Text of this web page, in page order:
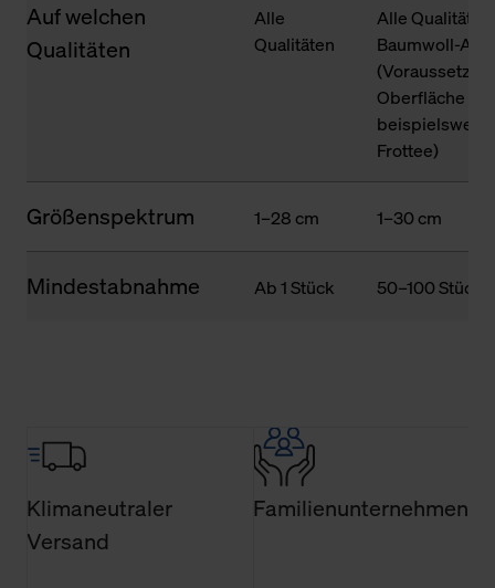
Auf welchen
Qualitäten
Alle
Qualitäten
Alle
Baumwoll-
Oberfläche
Frottee)
Größenspektrum 1–28 cm 1–30 cm
Mindestabnahme Ab 1 Stück 50–100 Stück
Klimaneutraler
Versand
Familienunternehmen